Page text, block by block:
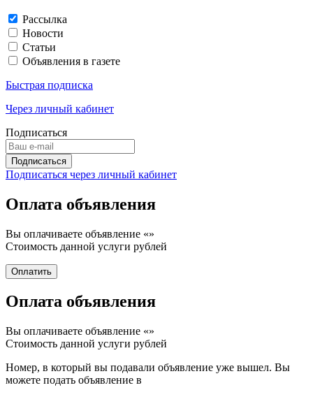
Рассылка
Новости
Статьи
Объявления в газете
Быстрая подписка
Через личный кабинет
Подписаться
Подписаться через личный кабинет
Оплата объявления
Вы оплачиваете объявление «»
Стоимость данной услуги рублей
Оплата объявления
Вы оплачиваете объявление «»
Стоимость данной услуги рублей
Номер, в который вы подавали объявление уже вышел. Вы
можете подать объявление в